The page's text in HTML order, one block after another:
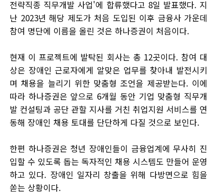
전략직종 직무개발 사업'에 합류했다고 8일 발표했다. 지
난 2023년 해당 제도가 처음 도입된 이후 금융사 가운데
참여 명단에 이름을 올린 것은 하나증권이 처음이다.
현재 이 프로젝트에 발탁된 회사는 총 12곳이다. 참여 대
상은 장애인 근로자에게 알맞은 업무를 찾아내 발전시키
며 채용을 늘리기 위한 맞춤형 조언을 제공받는다. 이에
따라 하나증권은 앞으로 6개월 동안 기업 맞춤형 직무개
발 컨설팅과 공단 관할 지사를 거친 취업지원 서비스를 연
동해 장애인 채용 토대를 단단하게 다질 것으로 보인다.
한편 하나증권은 청년 장애인들이 금융업계에 무사히 진
입할 수 있도록 돕는 독자적인 채용 시스템도 만들어 운영
하고 있다. 장애인 일자리 창출을 위해 다방면으로 힘을
쏟는 상황이다.